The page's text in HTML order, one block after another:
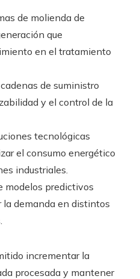
de molienda de
que
en el tratamiento
de suministro
y el control de la
tecnológicas
el consumo energético
industriales.
modelos predictivos
demanda en distintos
incrementar la
procesada y mantener